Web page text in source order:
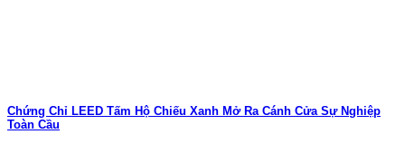
Chứng Chỉ LEED Tấm Hộ Chiếu Xanh Mở Ra Cánh Cửa Sự Nghiệp
Toàn Cầu